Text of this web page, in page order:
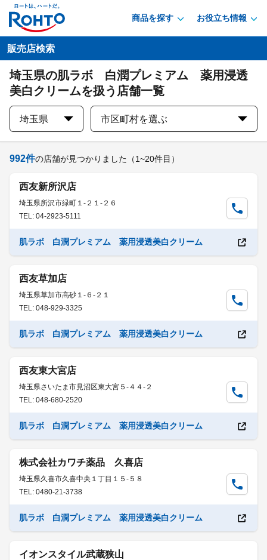
商品を探す お役立ち情報
販売店検索
埼玉県の肌ラボ 白潤プレミアム 薬用浸透
美白クリームを扱う店舗一覧
埼玉県 市区町村を選ぶ
992件の店舗が見つかりました （1~20件目）
西友新所沢店
埼玉県所沢市緑町１-２１-２６
TEL: 04-2923-5111
肌ラボ 白潤プレミアム 薬用浸透美白クリーム
西友草加店
埼玉県草加市高砂１-６-２１
TEL: 048-929-3325
肌ラボ 白潤プレミアム 薬用浸透美白クリーム
西友東大宮店
埼玉県さいたま市見沼区東大宮５-４４-２
TEL: 048-680-2520
肌ラボ 白潤プレミアム 薬用浸透美白クリーム
株式会社カワチ薬品 久喜店
埼玉県久喜市久喜中央１丁目１５-５８
TEL: 0480-21-3738
肌ラボ 白潤プレミアム 薬用浸透美白クリーム
イオンスタイル武蔵狭山